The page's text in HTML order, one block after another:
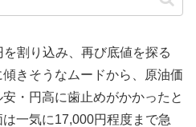
割り込み、再び底値を探る
きそうなムードから、原油価
・円高に歯止めがかかったと
一気に17,000円程度まで急